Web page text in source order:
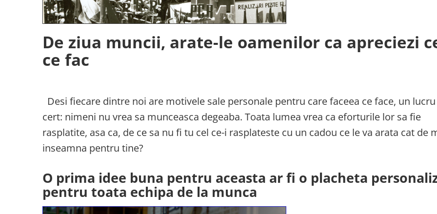
De ziua muncii, arate-le oamenilor ca apreciezi
ce fac
Desi fiecare dintre noi are motivele sale personale pentru care faceea ce face, un
cert: nimeni nu vrea sa munceasca degeaba. Toata lumea vrea ca eforturile lor sa fie
rasplatite, asa ca, de ce sa nu fi tu cel ce-i rasplateste cu un cadou ce le va arata cat de
inseamna pentru tine?
O prima idee buna pentru aceasta ar fi o placheta
pentru toata echipa de la munca